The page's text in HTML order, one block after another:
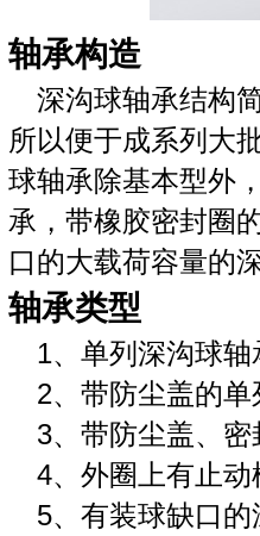
轴承构造
深沟球轴承结构
所以便于成系列大
球轴承除基本型外
承，带橡胶密封圈
口的大载荷容量的
轴承类型
1、单列深沟球轴
2、带防尘盖的
3、带防尘盖、
4、外圈上有止
5、有装球缺口